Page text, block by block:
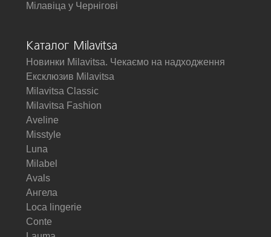
Мілавіца у Чернігові
Каталог Milavitsa
Новинки Milavitsa. Чекаємо на надходження
Ексклюзив Milavitsa
Milavitsa Classic
Milavitsa Fashion
Aveline
Misstyle
Luna
Milabel
Avals
Ангела
Loca lingerie
Conte